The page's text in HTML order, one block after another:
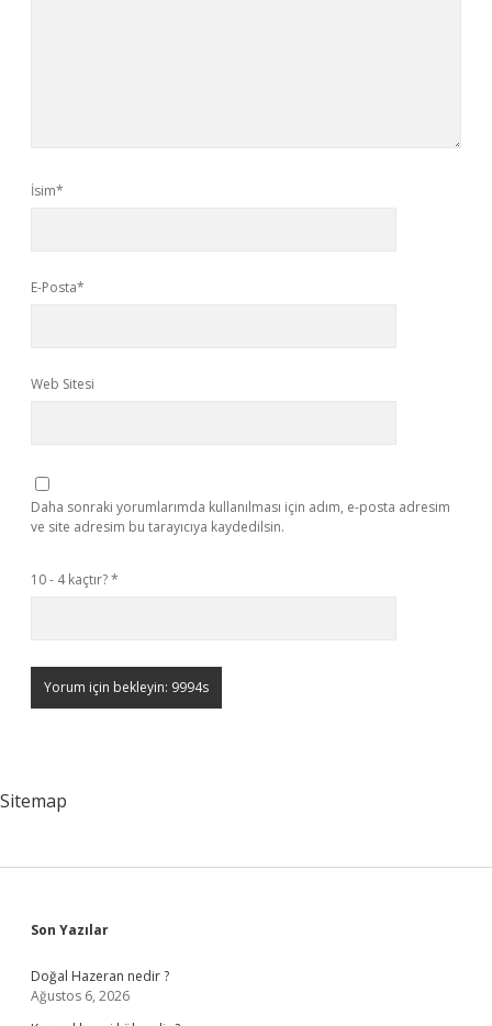
İsim*
E-Posta*
Web Sitesi
Daha sonraki yorumlarımda kullanılması için adım, e-posta adresim
ve site adresim bu tarayıcıya kaydedilsin.
10 - 4 kaçtır?*
Sitemap
Sidebar
Son Yazılar
Doğal Hazeran nedir ?
Ağustos 6, 2026